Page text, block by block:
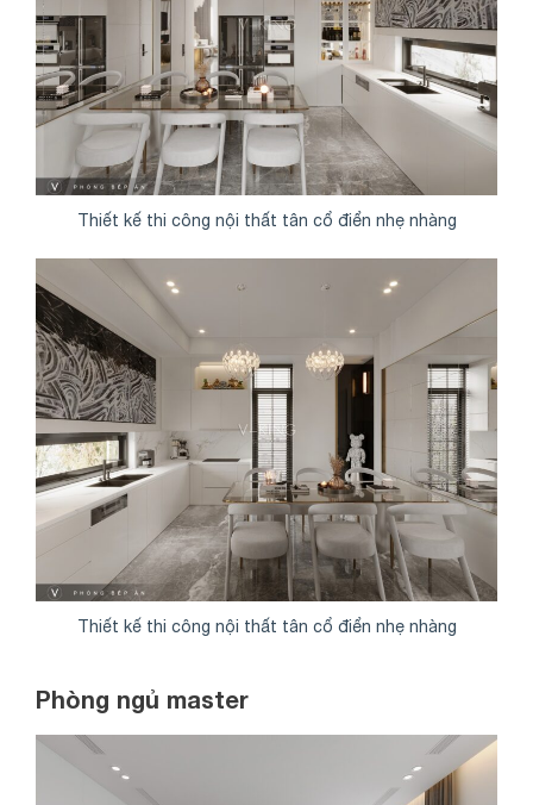
Thiết kế thi công nội thất tân cổ điển nhẹ nhàng
Thiết kế thi công nội thất tân cổ điển nhẹ nhàng
Phòng ngủ master